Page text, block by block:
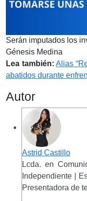
Serán imputados los
Génesis Medina
Lea también: Alias
abatidos durante
Autor
Astrid Castillo
Lcda. en
Independiente |
Presentadora de